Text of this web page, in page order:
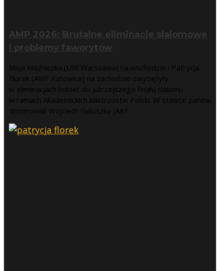
AMP 2026: Brutalne eliminacje slalomowe
i problemy faworytów
Maja Woźniczka (UW Warszawa) na wschodzie i Patrycja
Florek (AWF Katowice) na zachodzie zwyciężyły
w eliminacjach kobiet do jutrzejszego finału slalomu
w ramach Akademickich Mistrzostw Polski. W stawce panów
dominowali Wojciech Gałuszka (AKF